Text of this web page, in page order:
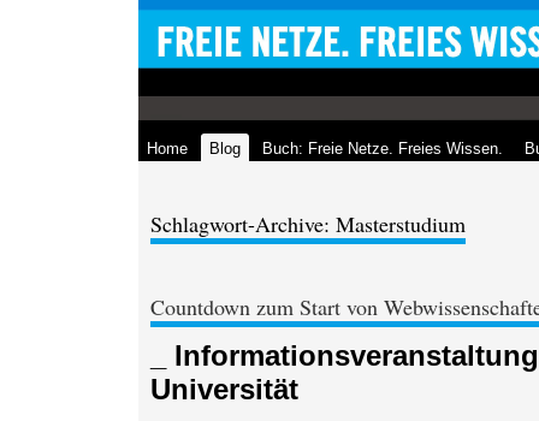
Home Blog Buch: Freie Netze. Freies Wissen.
Schlagwort-Archive: Masterstudium
Countdown zum Start von
_
Universität